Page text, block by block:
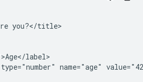
you?</title>
label>
name="age"